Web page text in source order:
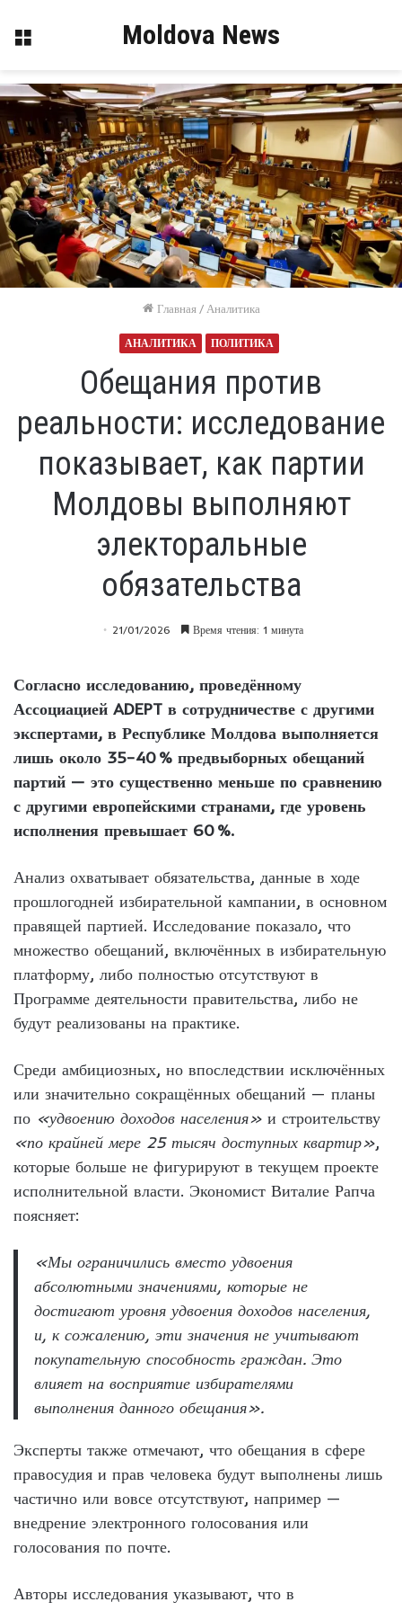
Меню Moldova News
Главная / Аналитика
АНАЛИТИКА ПОЛИТИКА
Обещания против
реальности: исследование
показывает, как партии
Молдовы выполняют
электоральные
обязательства
21/01/2026 Время чтения: 1 минута
Согласно исследованию, проведённому
Ассоциацией ADEPT в сотрудничестве с другими
экспертами, в Республике Молдова выполняется
лишь около 35–40 % предвыборных обещаний
партий — это существенно меньше по сравнению
с другими европейскими странами, где уровень
исполнения превышает 60 %.
Анализ охватывает обязательства, данные в ходе
прошлогодней избирательной кампании, в основном
правящей партией. Исследование показало, что
множество обещаний, включённых в избирательную
платформу, либо полностью отсутствуют в
Программе деятельности правительства, либо не
будут реализованы на практике.
Среди амбициозных, но впоследствии исключённых
или значительно сокращённых обещаний — планы
по «удвоению доходов населения» и строительству
«по крайней мере 25 тысяч доступных квартир»,
которые больше не фигурируют в текущем проекте
исполнительной власти. Экономист Виталие Рапча
поясняет:
«Мы ограничились вместо удвоения
абсолютными значениями, которые не
достигают уровня удвоения доходов населения,
и, к сожалению, эти значения не учитывают
покупательную способность граждан. Это
влияет на восприятие избирателями
выполнения данного обещания».
Эксперты также отмечают, что обещания в сфере
правосудия и прав человека будут выполнены лишь
частично или вовсе отсутствуют, например —
внедрение электронного голосования или
голосования по почте.
Авторы исследования указывают, что в